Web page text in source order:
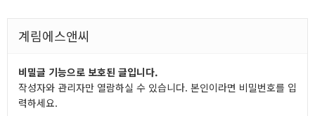
계림에스앤씨
비밀글 기능으로 보호된 글입니다.
작성자와 관리자만 열람하실 수 있습니다. 본인이라면 비밀번호를 입
력하세요.